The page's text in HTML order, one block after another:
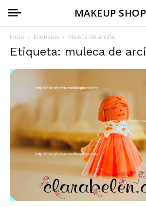
MAKEUP SHOP
Inicio Etiquetas Muleca de arcilla
Etiqueta: muleca de